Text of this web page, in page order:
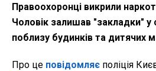
Правоохоронці викрили
Чоловік залишав "закладки" у
поблизу будинків та дитячих
Про це повідомляє поліція